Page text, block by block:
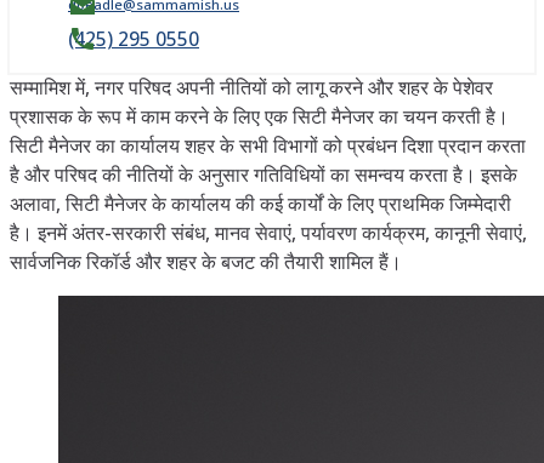
dbeadle@sammamish.us
(425) 295 0550
सम्मामिश में, नगर परिषद अपनी नीतियों को लागू करने और शहर के पेशेवर
प्रशासक के रूप में काम करने के लिए एक सिटी मैनेजर का चयन करती है।
सिटी मैनेजर का कार्यालय शहर के सभी विभागों को प्रबंधन दिशा प्रदान करता
है और परिषद की नीतियों के अनुसार गतिविधियों का समन्वय करता है। इसके
अलावा, सिटी मैनेजर के कार्यालय की कई कार्यों के लिए प्राथमिक जिम्मेदारी
है। इनमें अंतर-सरकारी संबंध, मानव सेवाएं, पर्यावरण कार्यक्रम, कानूनी सेवाएं,
सार्वजनिक रिकॉर्ड और शहर के बजट की तैयारी शामिल हैं।